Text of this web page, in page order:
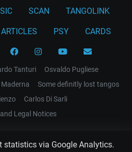
statistics via Google Analytics.
SCAN TANGOLINK
ARTICLES PSY CARDS
Tanturi
Osvaldo Pugliese
Some definitly lost tangos
Carlos Di Sarli
Legal Notices
TANGO